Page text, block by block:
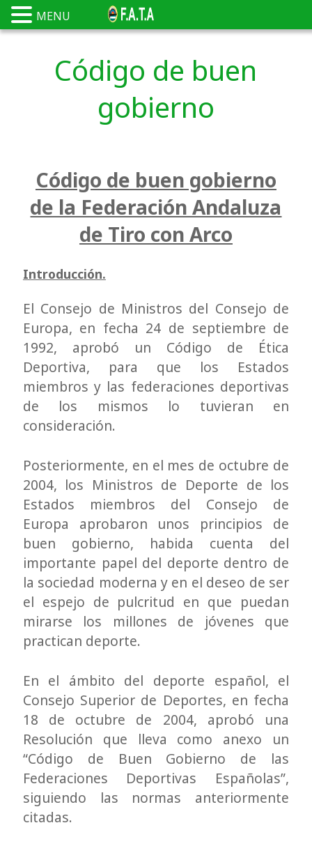
Código de buen
gobierno
Código de buen gobierno
de la Federación Andaluza
de Tiro con Arco
Introducción.
El Consejo de Ministros del Consejo de
Europa, en fecha 24 de septiembre de
1992, aprobó un Código de Ética
Deportiva, para que los Estados
miembros y las federaciones deportivas
de los mismos lo tuvieran en
consideración.
Posteriormente, en el mes de octubre de
2004, los Ministros de Deporte de los
Estados miembros del Consejo de
Europa aprobaron unos principios de
buen gobierno, habida cuenta del
importante papel del deporte dentro de
la sociedad moderna y en el deseo de ser
el espejo de pulcritud en que puedan
mirarse los millones de jóvenes que
practican deporte.
En el ámbito del deporte español, el
Consejo Superior de Deportes, en fecha
18 de octubre de 2004, aprobó una
Resolución que lleva como anexo un
“Código de Buen Gobierno de las
Federaciones Deportivas Españolas”,
siguiendo las normas anteriormente
citadas.
MENU